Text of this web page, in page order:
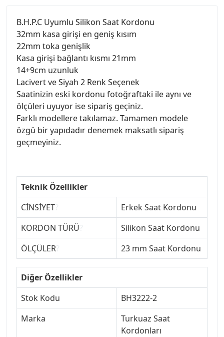
B.H.P.C Uyumlu Silikon Saat Kordonu
32mm kasa girişi en geniş kısım
22mm toka genişlik
Kasa girişi bağlantı kısmı 21mm
14+9cm uzunluk
Lacivert ve Siyah 2 Renk Seçenek
Saatinizin eski kordonu fotoğraftaki ile aynı ve
ölçüleri uyuyor ise sipariş geçiniz.
Farklı modellere takılamaz. Tamamen modele
özgü bir yapıdadır denemek maksatlı sipariş
geçmeyiniz.
Teknik Özellikler
CİNSİYET
Erkek Saat Kordonu
KORDON TÜRÜ
Silikon Saat Kordonu
ÖLÇÜLER
23 mm Saat Kordonu
Diğer Özellikler
Stok Kodu
BH3222-2
Marka
Turkuaz Saat
Kordonları